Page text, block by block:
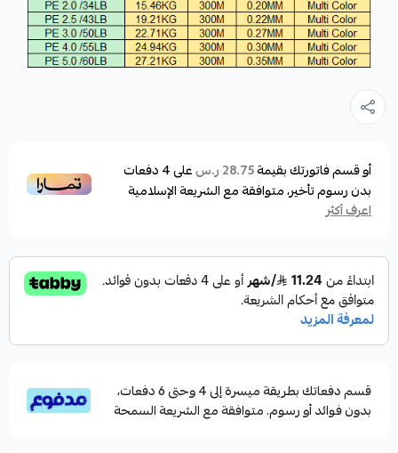
أو قسم فاتورتك بقيمة28.75 ر.س على4دفعات
بدون رسوم تأخير، متوافقة مع الشريعة الإسلامية
اعرف أكثر
قسم دفعاتك بطريقة ميسرة إلى 4 وحتى 6 دفعات،
بدون فوائد أو رسوم. متوافقة مع الشريعة السمحة